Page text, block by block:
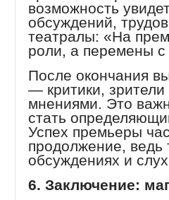
возможность
обсуждений,
театралы: «На
роли, а перемены
После окончания
— критики,
мнениями. Это
стать
Успех премьеры
продолжение, ведь
обсуждениях и
6. Заключение: